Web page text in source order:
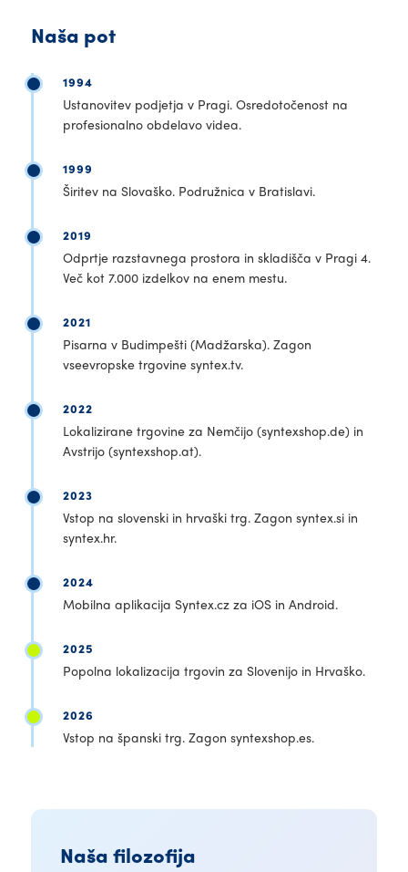
Naša pot
1994
Ustanovitev podjetja v Pragi. Osredotočenost na
profesionalno obdelavo videa.
1999
Širitev na Slovaško. Podružnica v Bratislavi.
2019
Odprtje razstavnega prostora in skladišča v Pragi 4.
Več kot 7.000 izdelkov na enem mestu.
2021
Pisarna v Budimpešti (Madžarska). Zagon
vseevropske trgovine syntex.tv.
2022
Lokalizirane trgovine za Nemčijo (syntexshop.de) in
Avstrijo (syntexshop.at).
2023
Vstop na slovenski in hrvaški trg. Zagon syntex.si in
syntex.hr.
2024
Mobilna aplikacija Syntex.cz za iOS in Android.
2025
Popolna lokalizacija trgovin za Slovenijo in Hrvaško.
2026
Vstop na španski trg. Zagon syntexshop.es.
Naša filozofija